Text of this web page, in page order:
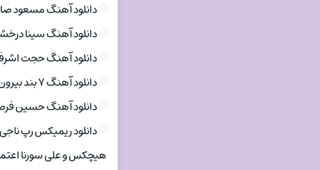
دانلود آهنگ مسعود
دانلود آهنگ سینا
دانلود آهنگ حجت
دانلود آهنگ ۷ بند بیرون شهر
دانلود آهنگ حسین
دانلود ریمیکس رپ
هیچکس و علی سورنا